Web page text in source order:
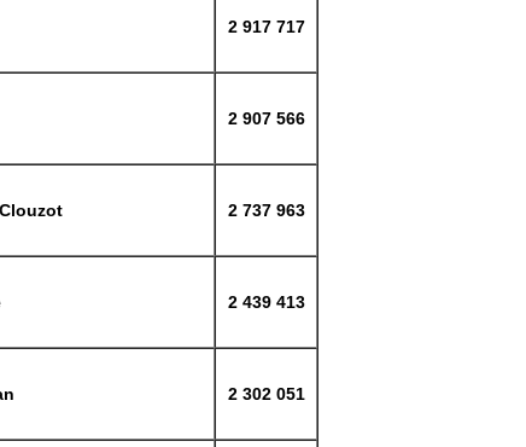
2 917 717
2 907 566
2 737 963
2 439 413
2 302 051